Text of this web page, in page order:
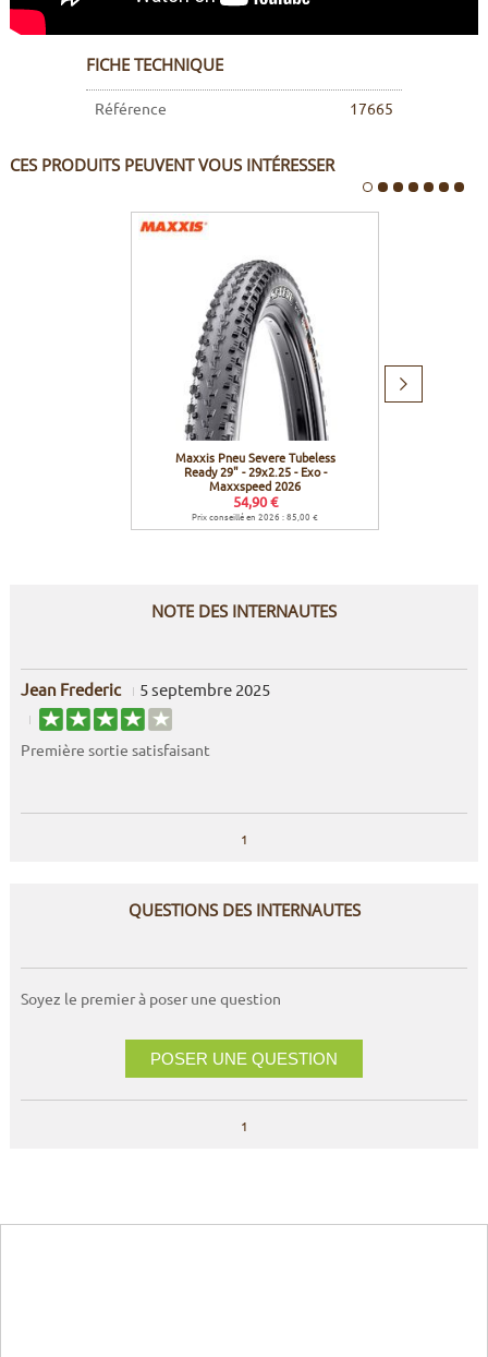
FICHE TECHNIQUE
Référence 17665
CES PRODUITS PEUVENT VOUS INTÉRESSER
Maxxis Pneu Severe Tubeless
Ready 29" - 29x2.25 - Exo -
Maxxspeed 2026
54,90 €
Prix conseillé en 2026 : 85,00 €
Produit
NOTE DES INTERNAUTES
Jean Frederic 5 septembre 2025
Première sortie satisfaisant
1
QUESTIONS DES INTERNAUTES
Soyez le premier à poser une question
POSER UNE QUESTION
1